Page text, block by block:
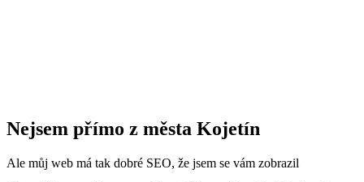
Nejsem přímo z města Kojetín
Ale můj web má tak dobré SEO, že jsem se vám zobrazil